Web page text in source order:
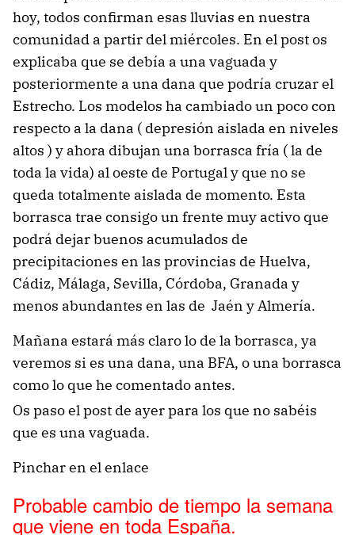
hoy, todos confirman esas lluvias en nuestra
comunidad a partir del miércoles. En el post os
explicaba que se debía a una vaguada y
posteriormente a una dana que podría cruzar el
Estrecho. Los modelos ha cambiado un poco con
respecto a la dana ( depresión aislada en niveles
altos ) y ahora dibujan una borrasca fría ( la de
toda la vida) al oeste de Portugal y que no se
queda totalmente aislada de momento. Esta
borrasca trae consigo un frente muy activo que
podrá dejar buenos acumulados de
precipitaciones en las provincias de Huelva,
Cádiz, Málaga, Sevilla, Córdoba, Granada y
menos abundantes en las de Jaén y Almería.
Mañana estará más claro lo de la borrasca, ya
veremos si es una dana, una BFA, o una borrasca
como lo que he comentado antes.
Os paso el post de ayer para los que no sabéis
que es una vaguada.
Pinchar en el enlace
Probable cambio de tiempo la semana
que viene en toda España.